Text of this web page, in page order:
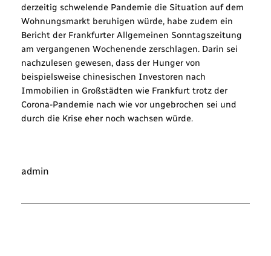
derzeitig schwelende Pandemie die Situation auf dem
Wohnungsmarkt beruhigen würde, habe zudem ein
Bericht der Frankfurter Allgemeinen Sonntagszeitung
am vergangenen Wochenende zerschlagen. Darin sei
nachzulesen gewesen, dass der Hunger von
beispielsweise chinesischen Investoren nach
Immobilien in Großstädten wie Frankfurt trotz der
Corona-Pandemie nach wie vor ungebrochen sei und
durch die Krise eher noch wachsen würde.
admin